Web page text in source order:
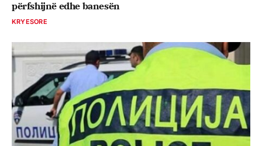
përfshijnë edhe banesën
KRYESORE